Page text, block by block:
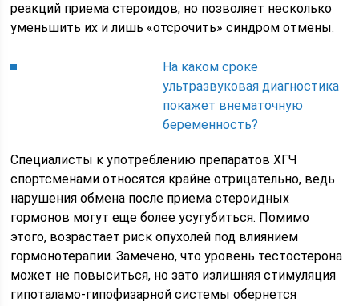
реакций приема стероидов, но позволяет несколько
уменьшить их и лишь «отсрочить» синдром отмены.
На каком сроке
ультразвуковая диагностика
покажет внематочную
беременность?
Специалисты к употреблению препаратов ХГЧ
спортсменами относятся крайне отрицательно, ведь
нарушения обмена после приема стероидных
гормонов могут еще более усугубиться. Помимо
этого, возрастает риск опухолей под влиянием
гормонотерапии. Замечено, что уровень тестостерона
может не повыситься, но зато излишняя стимуляция
гипоталамо-гипофизарной системы обернется